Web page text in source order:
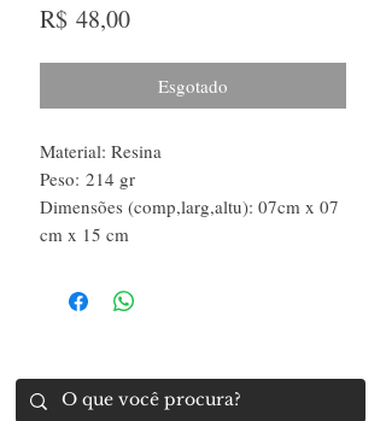
R$ 48,00Preço
Esgotado
Material: Resina
Peso: 214 gr
Dimensões (comp,larg,altu): 07cm x 07
cm x 15 cm